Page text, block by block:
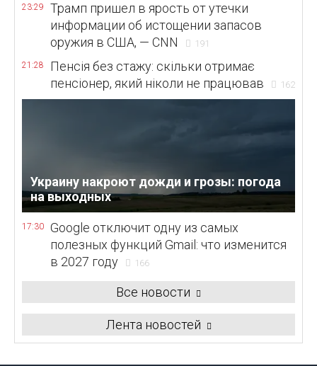
23:29
Трамп пришел в ярость от утечки
информации об истощении запасов
оружия в США, — CNN
191
21:28
Пенсія без стажу: скільки отримає
пенсіонер, який ніколи не працював
162
Украину накроют дожди и грозы: погода
на выходных
17:30
Google отключит одну из самых
полезных функций Gmail: что изменится
в 2027 году
166
Все новости
Лента новостей